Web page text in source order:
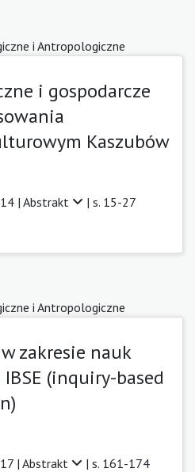
i Antropologiczne
i gospodarcze
Kaszubów
| Abstrakt | s. 15-27
i Antropologiczne
zakresie nauk
(inquiry-based
| Abstrakt | s. 161-174